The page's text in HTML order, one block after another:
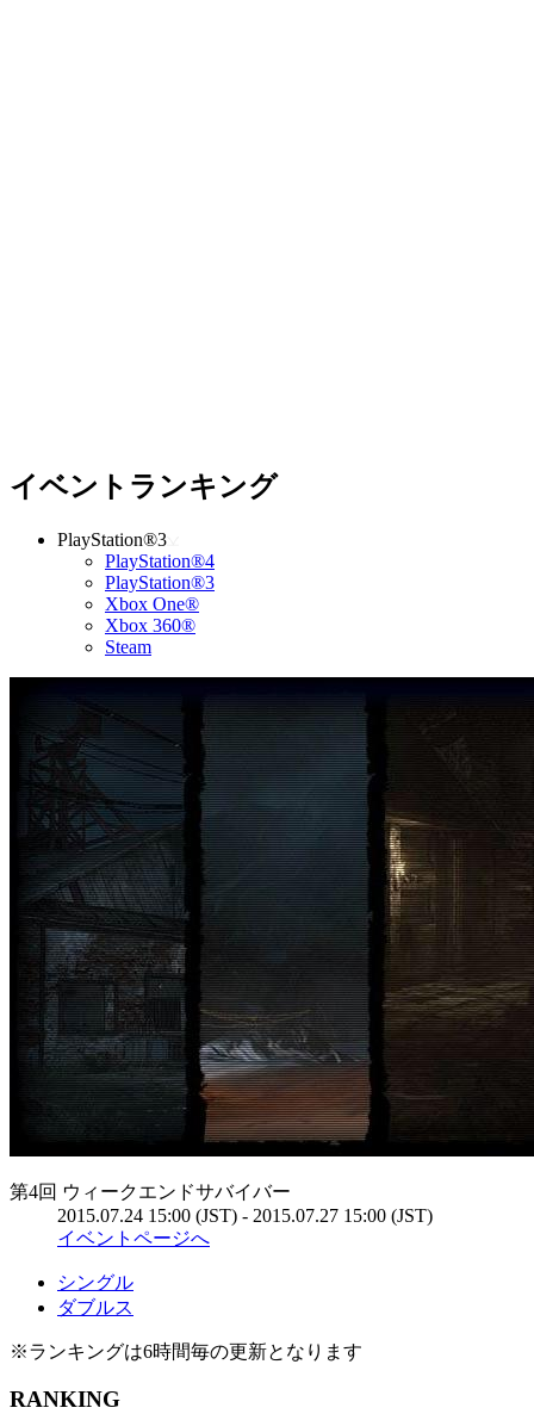
イベントランキング
PlayStation®3
PlayStation®4
PlayStation®3
Xbox One®
Xbox 360®
Steam
第4回 ウィークエンドサバイバー
2015.07.24 15:00 (JST) - 2015.07.27 15:00 (JST)
イベントページへ
シングル
ダブルス
※ランキングは6時間毎の更新となります
RANKING